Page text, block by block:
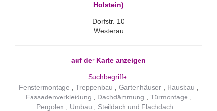
Holstein)
Dorfstr. 10
Westerau
auf der Karte anzeigen
Suchbegriffe:
Fenstermontage
Treppenbau Gartenhäuser
Hausbau
Fassadenverkleidung
Dachdämmung
Türmontage
Pergolen
Umbau Steildach und Flachdach